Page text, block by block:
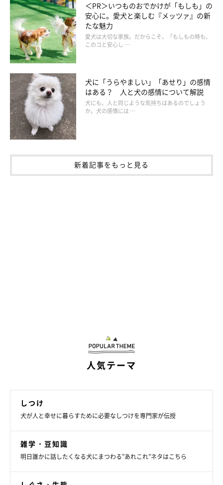
＜PR＞いつものおでかけが「もしも」の
安心に。愛犬と楽しむ『メッツァ』の新
たな魅力
愛犬は大切な家族。だからこそ、「もしもの時も、
このコと安心し …
犬に「うらやましい」「あせり」の感情
はある？ 人と犬の感情について解説
犬にも、人と同じような気持ちはあるのでしょう
か。犬の感情には …
新着記事をもっと見る
人気テーマ
しつけ
犬が人と幸せに暮らすために必要なしつけを専門家が伝授
雑学・豆知識
明日誰かに話したくなる犬にまつわる”あれこれ”ネタはこちら